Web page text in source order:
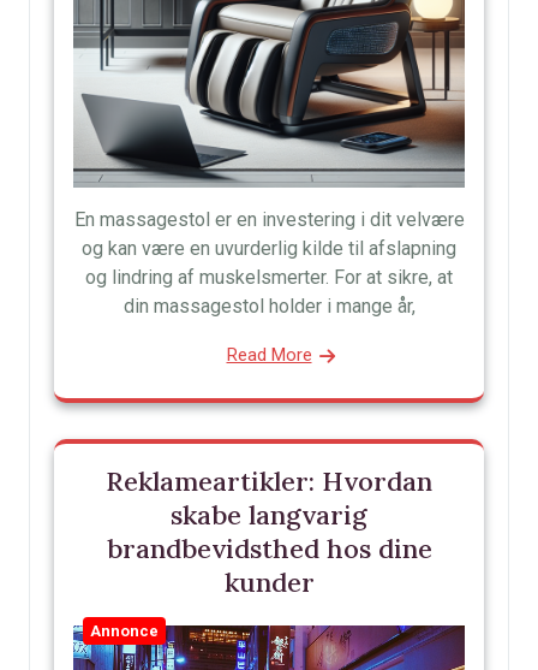
En massagestol er en investering i dit velvære
og kan være en uvurderlig kilde til afslapning
og lindring af muskelsmerter. For at sikre, at
din massagestol holder i mange år,
Read More
Reklameartikler: Hvordan
skabe langvarig
brandbevidsthed hos dine
kunder
Annonce